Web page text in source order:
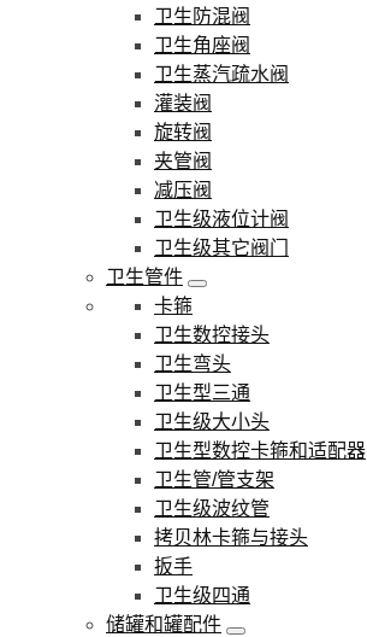
卫生防混阀
卫生角座阀
卫生蒸汽疏水阀
灌装阀
旋转阀
夹管阀
减压阀
卫生级液位计阀
卫生级其它阀门
卫生管件
卡箍
卫生数控接头
卫生弯头
卫生型三通
卫生级大小头
卫生型数控卡箍和适配器
卫生管/管支架
卫生级波纹管
拷贝林卡箍与接头
扳手
卫生级四通
储罐和罐配件